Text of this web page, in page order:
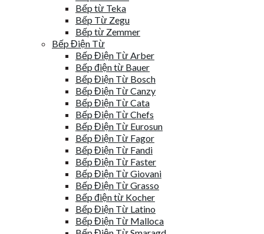
Bếp từ Teka
Bếp Từ Zegu
Bếp từ Zemmer
Bếp Điện Từ
Bếp Điện Từ Arber
Bếp điện từ Bauer
Bếp Điện Từ Bosch
Bếp Điện Từ Canzy
Bếp Điện Từ Cata
Bếp Điện Từ Chefs
Bếp Điện Từ Eurosun
Bếp Điện Từ Fagor
Bếp Điện Từ Fandi
Bếp Điện Từ Faster
Bếp Điện Từ Giovani
Bếp Điện Từ Grasso
Bếp điện từ Kocher
Bếp Điện Từ Latino
Bếp Điện Từ Malloca